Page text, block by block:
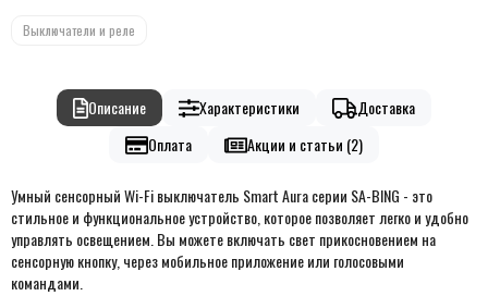
Выключатели и реле
Описание Характеристики
Доставка
Оплата
Акции и статьи (2)
Умный сенсорный Wi-Fi выключатель Smart Aura серии SA-BING - это
стильное и функциональное устройство, которое позволяет легко и удобно
управлять освещением. Вы можете включать свет прикосновением на
сенсорную кнопку, через мобильное приложение или голосовыми
командами.